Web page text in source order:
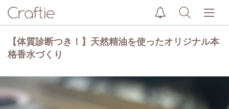
【体質診断つき！】天然精油を使ったオリジナル本
格香水づくり